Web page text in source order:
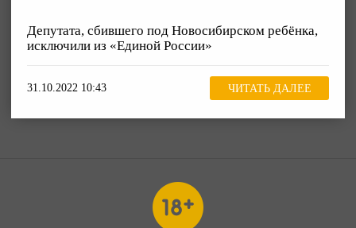
Депутата, сбившего под Новосибирском ребёнка,
исключили из «Единой России»
31.10.2022 10:43 ЧИТАТЬ ДАЛЕЕ